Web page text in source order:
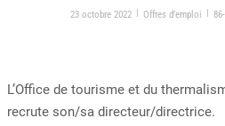
23 octobre 2022 | Offres d’emploi |
L’Office de tourisme et du
recrute son/sa directeur/directrice.